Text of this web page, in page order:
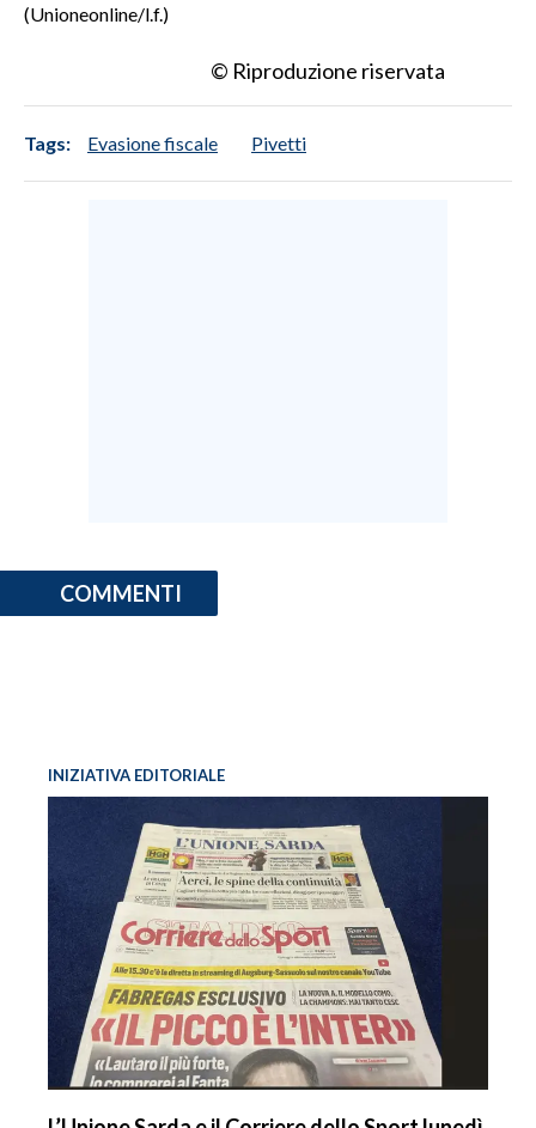
(Unioneonline/l.f.)
© Riproduzione riservata
Tags: Evasione fiscale Pivetti
COMMENTI
INIZIATIVA EDITORIALE